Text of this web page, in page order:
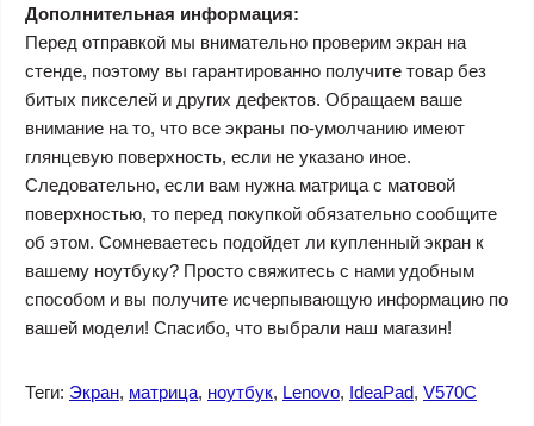
Дополнительная информация:
Перед отправкой мы внимательно проверим экран на
стенде, поэтому вы гарантированно получите товар без
битых пикселей и других дефектов. Обращаем ваше
внимание на то, что все экраны по-умолчанию имеют
глянцевую поверхность, если не указано иное.
Следовательно, если вам нужна матрица с матовой
поверхностью, то перед покупкой обязательно сообщите
об этом. Сомневаетесь подойдет ли купленный экран к
вашему ноутбуку? Просто свяжитесь с нами удобным
способом и вы получите исчерпывающую информацию по
вашей модели! Спасибо, что выбрали наш магазин!
Теги: Экран, матрица, ноутбук, Lenovo, IdeaPad, V570C